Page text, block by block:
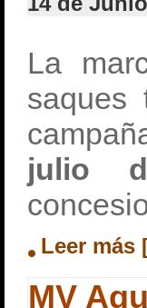
La
saques
julio
Leer más
MV